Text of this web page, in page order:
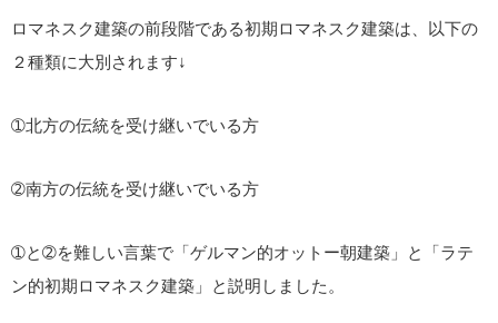
ロマネスク建築の前段階である初期ロマネスク建築は、以下の
２種類に大別されます↓
➀北方の伝統を受け継いでいる方
➁南方の伝統を受け継いでいる方
➀と➁を難しい言葉で「ゲルマン的オットー朝建築」と「ラテ
ン的初期ロマネスク建築」と説明しました。